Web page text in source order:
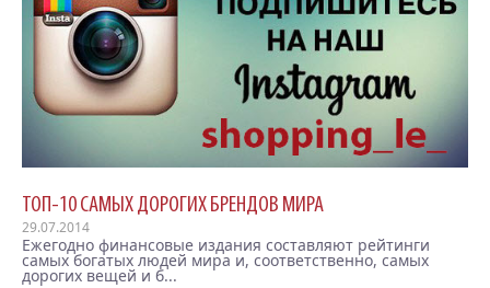
ТОП-10 САМЫХ ДОРОГИХ БРЕНДОВ МИРА
29.07.2014
Ежегодно финансовые издания составляют рейтинги
самых богатых людей мира и, соответственно, самых
дорогих вещей и б...